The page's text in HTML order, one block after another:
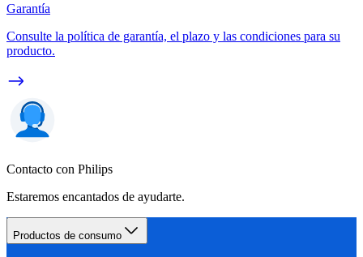
Garantía
Consulte la política de garantía, el plazo y las condiciones para su
producto.
Contacto con Philips
Estaremos encantados de ayudarte.
Productos de consumo